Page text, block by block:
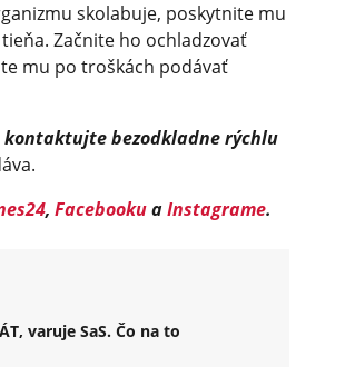
skolabuje, poskytnite mu
Začnite ho ochladzovať
mu po troškách podávať
kontaktujte bezodkladne rýchlu
, FacebookuaInstagrame.
varuje SaS. Čo na to